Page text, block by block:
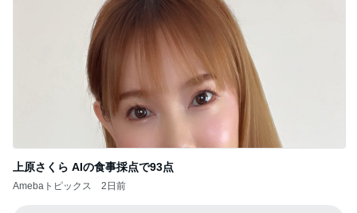
上原さくら AIの食事採点で93点
Amebaトピックス 2日前